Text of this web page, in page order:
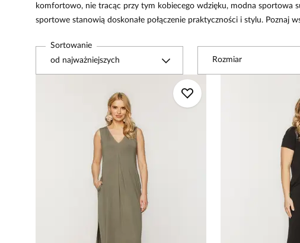
komfortowo, nie tracąc przy tym kobiecego wdzięku, modna sportowa
sportowe stanowią doskonałe połączenie praktyczności i stylu.
Sortowanie
Rozmiar